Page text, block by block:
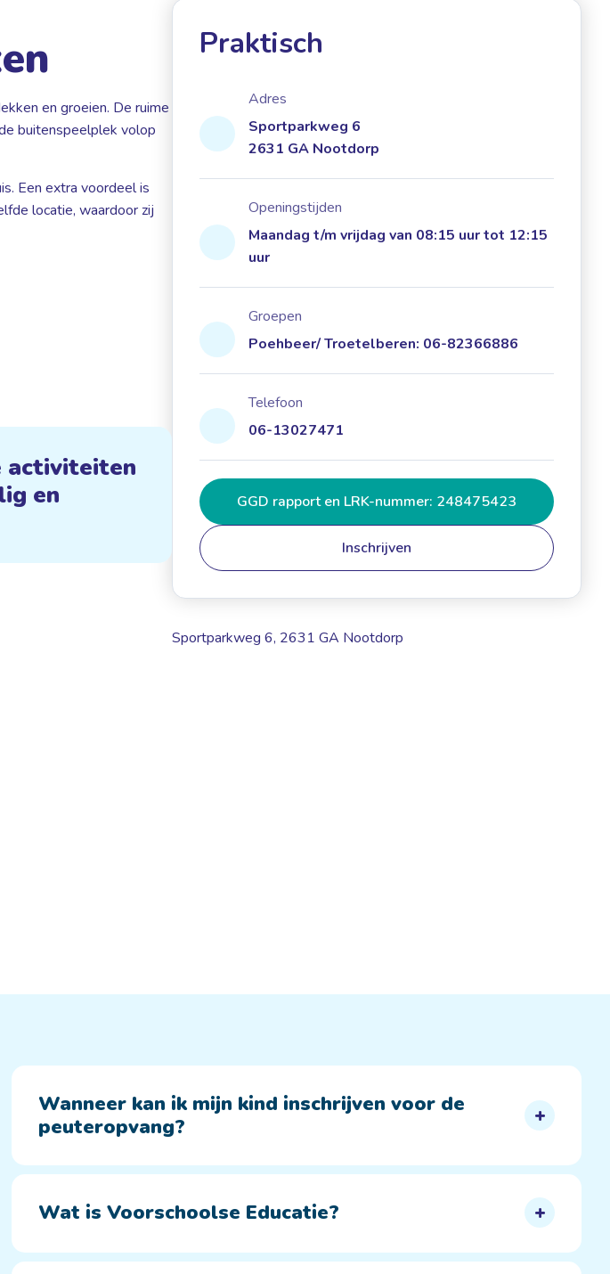
en groeien. De ruime
buitenspeelplek volop
Een extra voordeel is
locatie, waardoor zij
activiteiten
en
Praktisch
Adres
Sportparkweg 6
2631 GA Nootdorp
Openingstijden
Maandag t/m vrijdag van 08:15 uur tot 12:15
uur
Groepen
Poehbeer/ Troetelberen: 06-82366886
Telefoon
06-13027471
GGD rapport en LRK-nummer: 248475423
Inschrijven
Sportparkweg 6, 2631 GA Nootdorp
Wanneer kan ik mijn kind inschrijven voor de
peuteropvang?
Wat is Voorschoolse Educatie?